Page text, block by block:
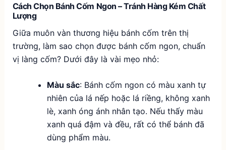
Cách Chọn Bánh Cốm Ngon – Tránh Hàng Kém Chất
Lượng
Giữa muôn vàn thương hiệu bánh cốm trên thị
trường, làm sao chọn được bánh cốm ngon, chuẩn
vị làng cốm? Dưới đây là vài mẹo nhỏ:
Màu sắc: Bánh cốm ngon có màu xanh tự
nhiên của lá nếp hoặc lá riềng, không xanh
lè, xanh óng ánh nhân tạo. Nếu thấy màu
xanh quá đậm và đều, rất có thể bánh đã
dùng phẩm màu.